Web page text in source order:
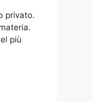
privato.
più